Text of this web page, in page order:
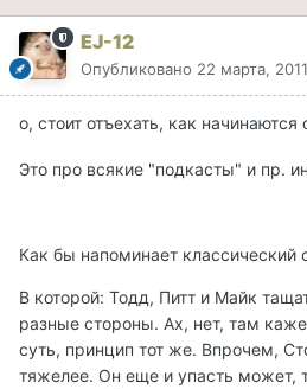
EJ-12
Опубликовано 22 марта, 2011
о, стоит отъехать, как
Это про всякие "подкасты" и пр.
Как бы напоминает классический
В которой: Тодд, Питт и Майк
разные стороны. Ах, нет, там
суть, принцип тот же. Впрочем,
тяжелее. Он еще и упасть может,